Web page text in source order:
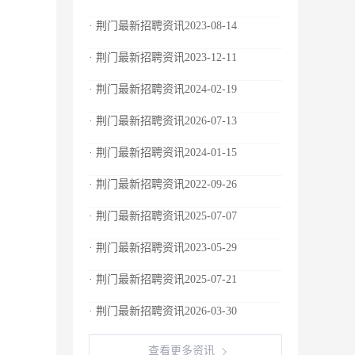
· 荆门最新招聘资讯2023-08-14
· 荆门最新招聘资讯2023-12-11
· 荆门最新招聘资讯2024-02-19
· 荆门最新招聘资讯2026-07-13
· 荆门最新招聘资讯2024-01-15
· 荆门最新招聘资讯2022-09-26
· 荆门最新招聘资讯2025-07-07
· 荆门最新招聘资讯2023-05-29
· 荆门最新招聘资讯2025-07-21
· 荆门最新招聘资讯2026-03-30
查看更多资讯